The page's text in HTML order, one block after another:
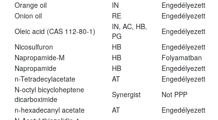
Orange oil
IN
Engedélyezett
Onion oil
RE
Engedélyezett
Oleic acid (CAS 112-80-1)
IN, AC, HB,
PG
Engedélyezett
Nicosulfuron
HB
Engedélyezett
Napropamide-M
HB
Folyamatban
Napropamide
HB
Engedélyezett
n-Tetradecylacetate
AT
Engedélyezett
N-octyl bicycloheptene
dicarboximide
Synergist
Not PPP
n-hexadecanyl acetate
AT
Engedélyezett